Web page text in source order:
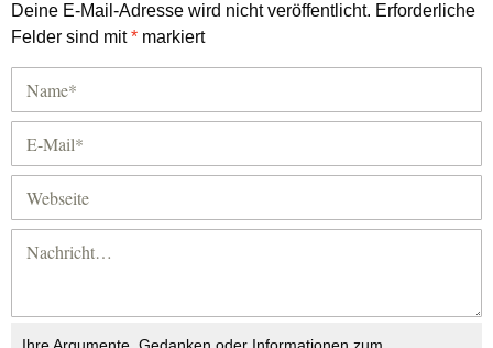
Deine E-Mail-Adresse wird nicht veröffentlicht. Erforderliche
Felder sind mit* markiert